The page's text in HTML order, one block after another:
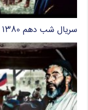
سریال شب دهم ۱۳۸۰